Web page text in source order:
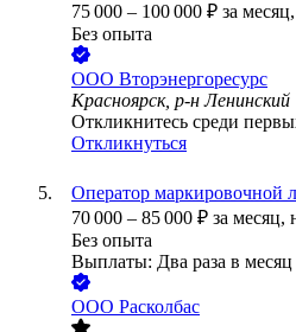
75 000 – 100 000 ₽ за месяц,
Без опыта
ООО Вторэнергоресурс
Красноярск, р-н Ленинский
Откликнитесь среди
Откликнуться
Оператор маркировочной
70 000 – 85 000 ₽ за месяц,
Без опыта
Выплаты: Два раза в месяц
ООО Расколбас